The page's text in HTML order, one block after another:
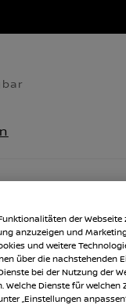
im
unterbreitet Ihnen
der Webseite
anzuzeigen und
und weitere
über die nachstehenden
bei der Nutzung der
Welche Dienste für welchen
„Einstellungen